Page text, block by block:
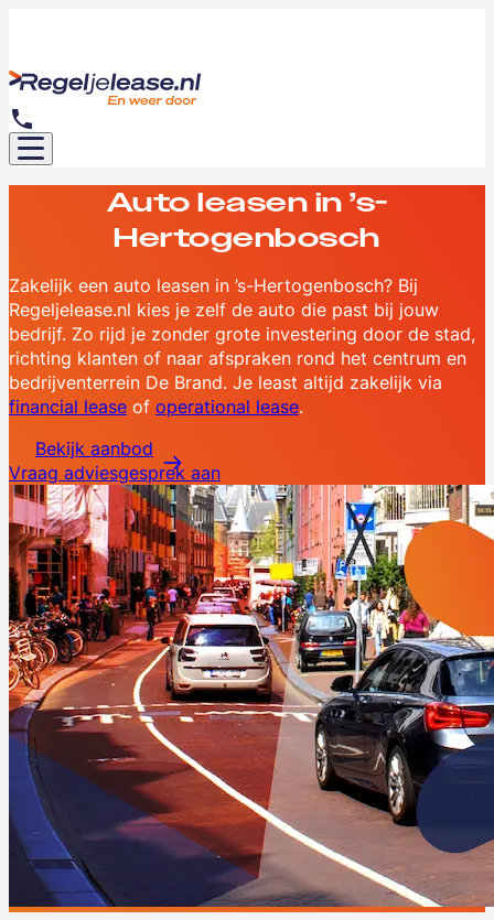
Auto leasen in ’s-
Hertogenbosch
Zakelijk een auto leasen in ’s-Hertogenbosch? Bij
Regeljelease.nl kies je zelf de auto die past bij jouw
bedrijf. Zo rijd je zonder grote investering door de stad,
richting klanten of naar afspraken rond het centrum en
bedrijventerrein De Brand. Je least altijd zakelijk via
financial lease of operational lease.
Bekijk aanbod
Vraag adviesgesprek aan